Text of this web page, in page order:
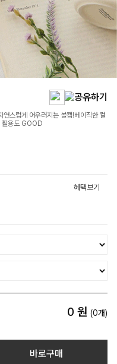
스럽게 어우러지는 볼캡!베이직한 컬
활용도 GOOD
혜택보기
0 원 (0개)
바로구매